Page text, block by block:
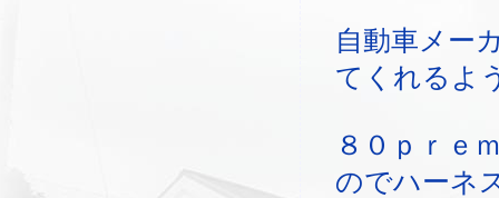
自動車メー
てくれるよ
８０ｐｒｅ
のでハーネ